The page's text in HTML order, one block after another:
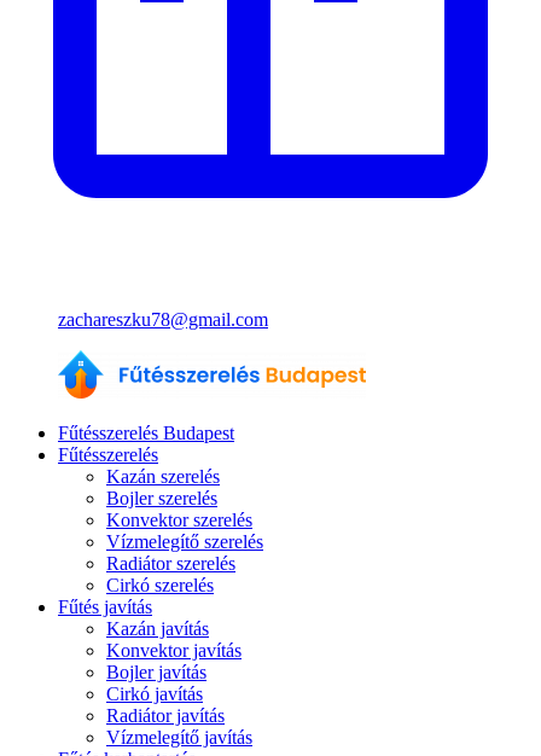
zachareszku78@gmail.com
Fűtésszerelés Budapest
Fűtésszerelés
Kazán szerelés
Bojler szerelés
Konvektor szerelés
Vízmelegítő szerelés
Radiátor szerelés
Cirkó szerelés
Fűtés javítás
Kazán javítás
Konvektor javítás
Bojler javítás
Cirkó javítás
Radiátor javítás
Vízmelegítő javítás